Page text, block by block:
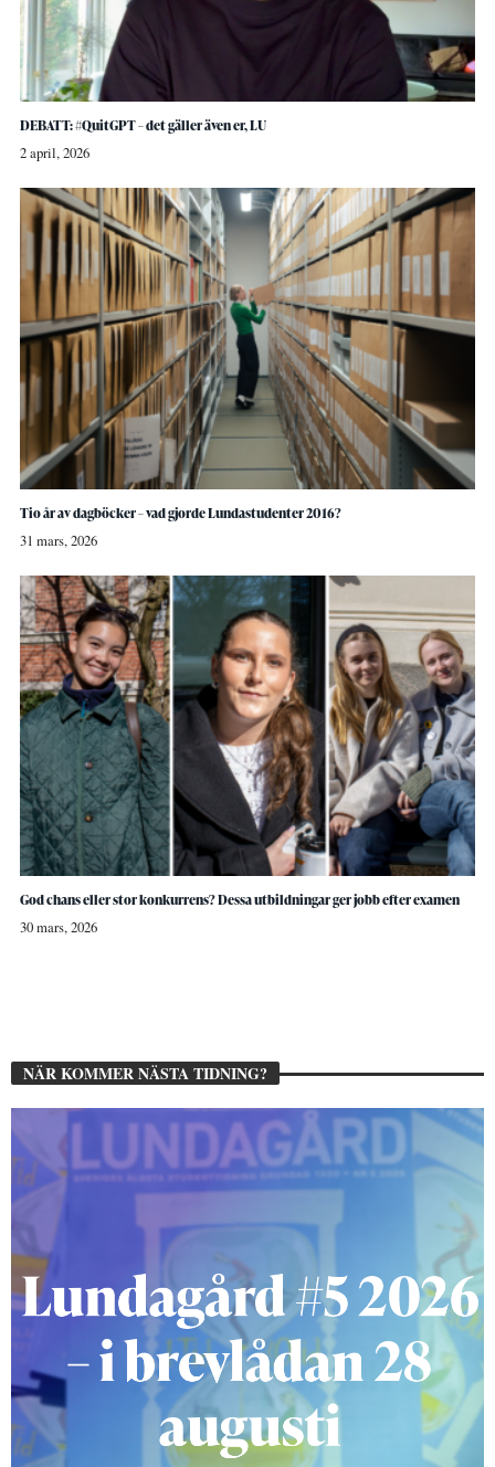
DEBATT: #QuitGPT – det gäller även er, LU
2 april, 2026
Tio år av dagböcker – vad gjorde Lundastudenter 2016?
31 mars, 2026
God chans eller stor konkurrens? Dessa utbildningar ger jobb efter examen
30 mars, 2026
NÄR KOMMER NÄSTA TIDNING?